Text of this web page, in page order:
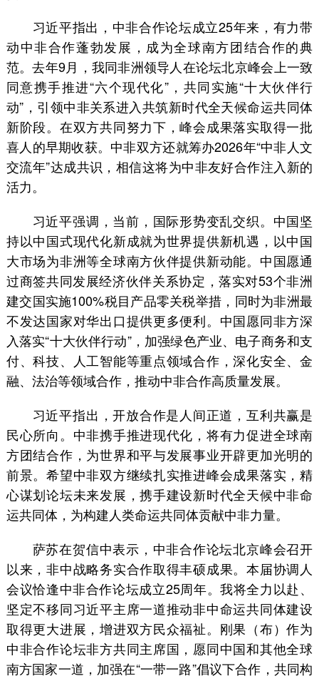
习近平指出，中非合作论坛成立25年来，有力带
动中非合作蓬勃发展，成为全球南方团结合作的典
范。去年9月，我同非洲领导人在论坛北京峰会上一致
同意携手推进“六个现代化”，共同实施“十大伙伴行
动”，引领中非关系进入共筑新时代全天候命运共同体
新阶段。在双方共同努力下，峰会成果落实取得一批
喜人的早期收获。中非双方还就筹办2026年“中非人文
交流年”达成共识，相信这将为中非友好合作注入新的
活力。
习近平强调，当前，国际形势变乱交织。中国坚
持以中国式现代化新成就为世界提供新机遇，以中国
大市场为非洲等全球南方伙伴提供新动能。中国愿通
过商签共同发展经济伙伴关系协定，落实对53个非洲
建交国实施100%税目产品零关税举措，同时为非洲最
不发达国家对华出口提供更多便利。中国愿同非方深
入落实“十大伙伴行动”，加强绿色产业、电子商务和支
付、科技、人工智能等重点领域合作，深化安全、金
融、法治等领域合作，推动中非合作高质量发展。
习近平指出，开放合作是人间正道，互利共赢是
民心所向。中非携手推进现代化，将有力促进全球南
方团结合作，为世界和平与发展事业开辟更加光明的
前景。希望中非双方继续扎实推进峰会成果落实，精
心谋划论坛未来发展，携手建设新时代全天候中非命
运共同体，为构建人类命运共同体贡献中非力量。
萨苏在贺信中表示，中非合作论坛北京峰会召开
以来，非中战略务实合作取得丰硕成果。本届协调人
会议恰逢中非合作论坛成立25周年。我将全力以赴、
坚定不移同习近平主席一道推动非中命运共同体建设
取得更大进展，增进双方民众福祉。刚果（布）作为
中非合作论坛非方共同主席国，愿同中国和其他全球
南方国家一道，加强在“一带一路”倡议下合作，共同构